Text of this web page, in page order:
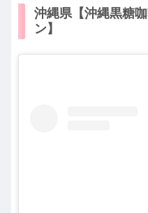
沖縄県【沖縄黒糖
ン】